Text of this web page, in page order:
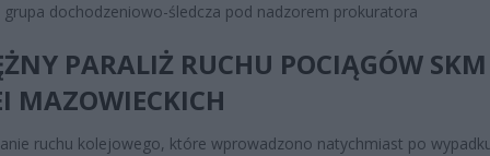
grupa dochodzeniowo-śledcza pod nadzorem prokuratora
PARALIŻ RUCHU POCIĄGÓW
MAZOWIECKICH
ruchu kolejowego, które wprowadzono natychmiast po